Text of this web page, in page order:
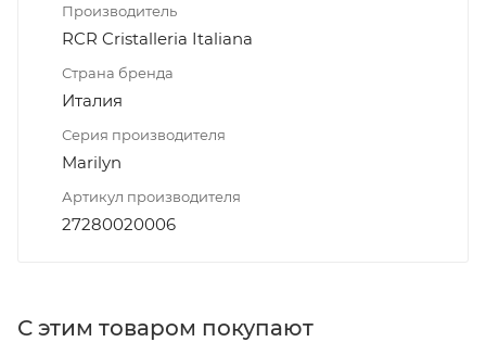
Производитель
RCR Cristalleria Italiana
Страна бренда
Италия
Серия производителя
Marilyn
Артикул производителя
27280020006
С этим товаром покупают